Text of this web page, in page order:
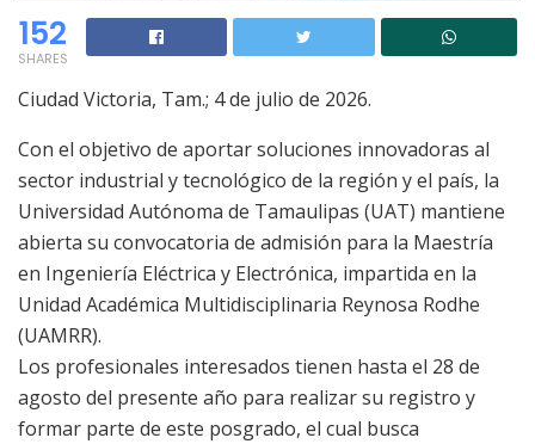
152
SHARES
Ciudad Victoria, Tam.; 4 de julio de 2026.
Con el objetivo de aportar soluciones innovadoras al
sector industrial y tecnológico de la región y el país, la
Universidad Autónoma de Tamaulipas (UAT) mantiene
abierta su convocatoria de admisión para la Maestría
en Ingeniería Eléctrica y Electrónica, impartida en la
Unidad Académica Multidisciplinaria Reynosa Rodhe
(UAMRR).
Los profesionales interesados tienen hasta el 28 de
agosto del presente año para realizar su registro y
formar parte de este posgrado, el cual busca